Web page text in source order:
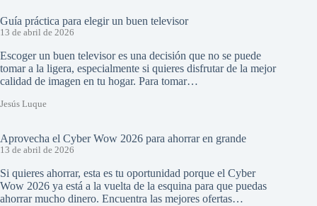
Guía práctica para elegir un buen televisor
13 de abril de 2026
Escoger un buen televisor es una decisión que no se puede
tomar a la ligera, especialmente si quieres disfrutar de la mejor
calidad de imagen en tu hogar. Para tomar…
Jesús Luque
Aprovecha el Cyber Wow 2026 para ahorrar en grande
13 de abril de 2026
Si quieres ahorrar, esta es tu oportunidad porque el Cyber
Wow 2026 ya está a la vuelta de la esquina para que puedas
ahorrar mucho dinero. Encuentra las mejores ofertas…